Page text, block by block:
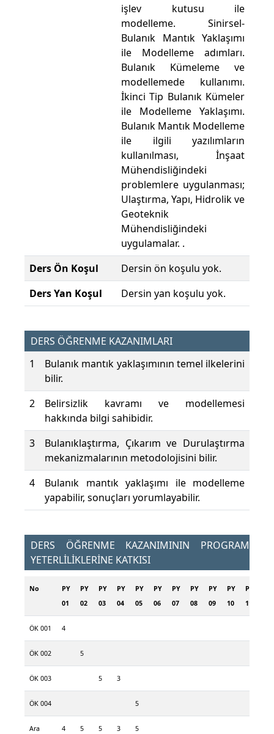
işlev kutusu ile
modelleme. Sinirsel-
Bulanık Mantık Yaklaşımı
ile Modelleme adımları.
Bulanık Kümeleme ve
modellemede kullanımı.
İkinci Tip Bulanık Kümeler
ile Modelleme Yaklaşımı.
Bulanık Mantık Modelleme
ile ilgili yazılımların
kullanılması, İnşaat
Mühendisliğindeki
problemlere uygulanması;
Ulaştırma, Yapı, Hidrolik ve
Geoteknik
Mühendisliğindeki
uygulamalar. .
Ders Ön Koşul
Dersin ön koşulu yok.
Ders Yan Koşul
Dersin yan koşulu yok.
DERS ÖĞRENME KAZANIMLARI
1
Bulanık mantık yaklaşımının temel ilkelerini
bilir.
2
Belirsizlik kavramı ve modellemesi
hakkında bilgi sahibidir.
3
Bulanıklaştırma, Çıkarım ve Durulaştırma
mekanizmalarının metodolojisini bilir.
4
Bulanık mantık yaklaşımı ile modelleme
yapabilir, sonuçları yorumlayabilir.
DERS ÖĞRENME KAZANIMININ PROGRAM
YETERLİLİKLERİNE KATKISI
No
PY
01
PY
02
PY
03
PY
04
PY
05
PY
06
PY
07
PY
08
PY
09
PY
10
PY
11
ÖK 001 4
ÖK 002 5
ÖK 003 5 3
ÖK 004 5
Ara
4 5 5 3 5